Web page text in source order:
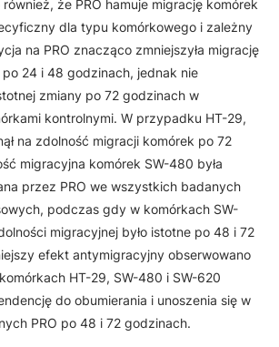
również, że PRO hamuje migrację komórek
dla typu komórkowego i zależny
na PRO znacząco zmniejszyła migrację
po 24 i 48 godzinach, jednak nie
zmiany po 72 godzinach w
kontrolnymi. W przypadku HT-29,
na zdolność migracji komórek po 72
migracyjna komórek SW-480 była
przez PRO we wszystkich badanych
podczas gdy w komórkach SW-
migracyjnej było istotne po 48 i 72
efekt antymigracyjny obserwowano
HT-29, SW-480 i SW-620
do obumierania i unoszenia się w
PRO po 48 i 72 godzinach.